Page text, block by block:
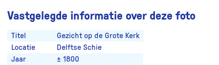
Vastgelegde informatie over deze foto
Titel
Gezicht op de Grote Kerk
Locatie
Delftse Schie
Jaar
± 1800